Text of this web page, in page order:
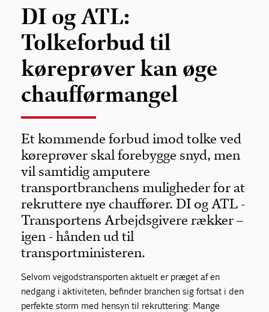
DI og ATL:
Tolkeforbud til
køreprøver kan øge
chaufførmangel
Et kommende forbud imod tolke ved
køreprøver skal forebygge snyd, men
vil samtidig amputere
transportbranchens muligheder for at
rekruttere nye chauffører. DI og ATL -
Transportens Arbejdsgivere rækker –
igen - hånden ud til
transportministeren.
Selvom vejgodstransporten aktuelt er præget af en
nedgang i aktiviteten, befinder branchen sig fortsat i den
perfekte storm med hensyn til rekruttering: Mange